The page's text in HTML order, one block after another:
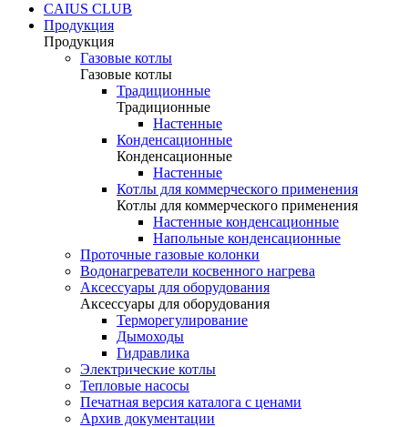
CAIUS CLUB
Продукция
Продукция
Газовые котлы
Газовые котлы
Традиционные
Традиционные
Настенные
Конденсационные
Конденсационные
Настенные
Котлы для коммерческого применения
Котлы для коммерческого применения
Настенные конденсационные
Напольные конденсационные
Проточные газовые колонки
Водонагреватели косвенного нагрева
Аксессуары для оборудования
Аксессуары для оборудования
Терморегулирование
Дымоходы
Гидравлика
Электрические котлы
Тепловые насосы
Печатная версия каталога с ценами
Архив документации